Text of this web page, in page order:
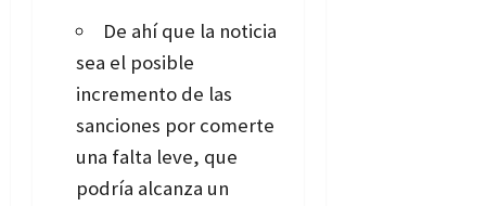
De ahí que la noticia
sea el posible
incremento de las
sanciones por comerte
una falta leve, que
podría alcanza un